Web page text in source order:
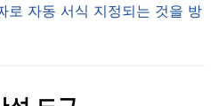
로 자동 서식 지정되는 것을 방